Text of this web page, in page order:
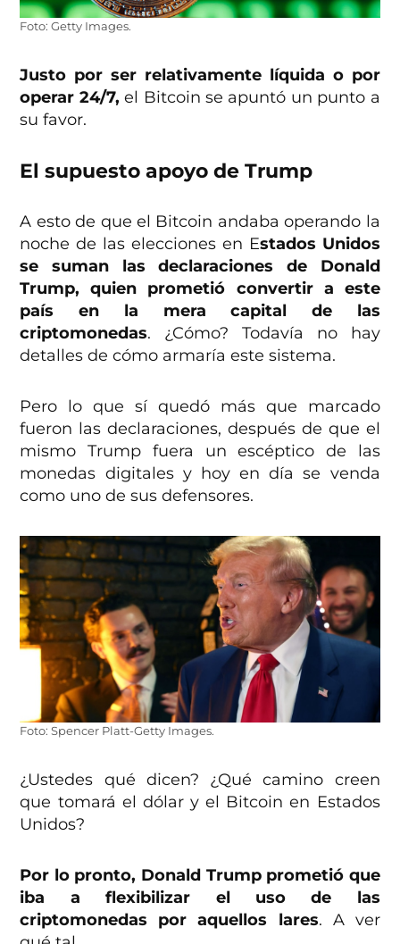
Foto: Getty Images.
Justo por ser relativamente líquida o por
operar 24/7,el Bitcoin se apuntó un punto a
su favor.
El supuesto apoyo de Trump
A esto de que el Bitcoin andaba operando la
noche de las elecciones en Estados Unidos
se suman las declaraciones de Donald
Trump, quien prometió convertir a este
país en la mera capital de las
criptomonedas. ¿Cómo? Todavía no hay
detalles de cómo armaría este sistema.
Pero lo que sí quedó más que marcado
fueron las declaraciones, después de que el
mismo Trump fuera un escéptico de las
monedas digitales y hoy en día se venda
como uno de sus defensores.
Foto: Spencer Platt-Getty Images.
¿Ustedes qué dicen? ¿Qué camino creen
que tomará el dólar y el Bitcoin en Estados
Unidos?
Por lo pronto, Donald Trump prometió que
iba a flexibilizar el uso de las
criptomonedas por aquellos lares. A ver